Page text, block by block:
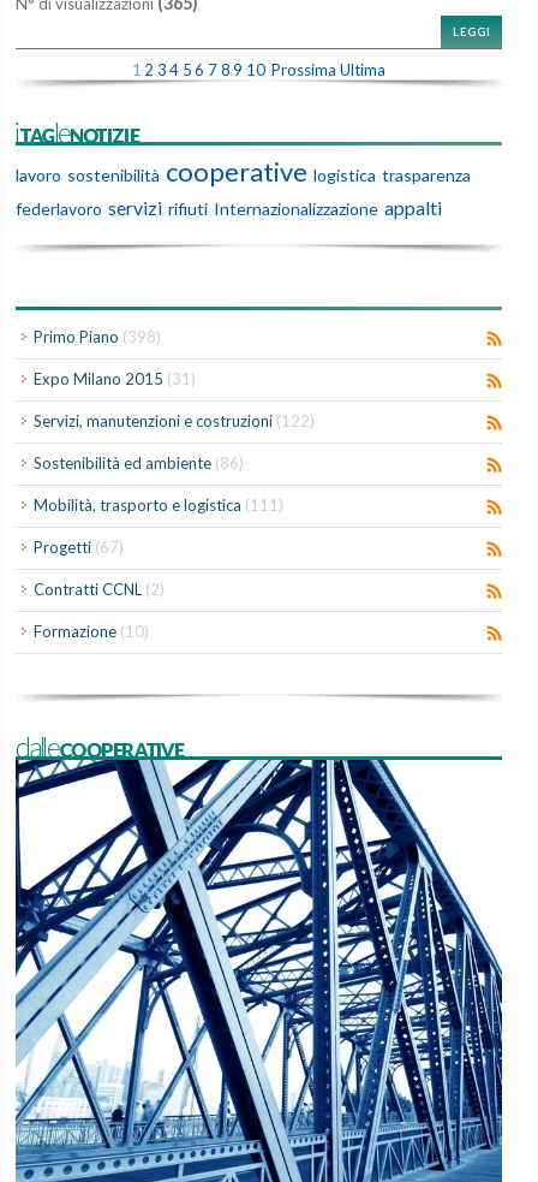
LEGGI
1 2 3 4 5 6 78 9 10 Prossima Ultima
iTAGleNOTIZIE
lavoro sostenibilità cooperative logistica trasparenza
federlavoro servizi rifiuti Internazionalizzazione appalti
Primo Piano (398)
Expo Milano 2015 (31)
Servizi, manutenzioni e costruzioni (122)
Sostenibilità ed ambiente (86)
Mobilità, trasporto e logistica (111)
Progetti (67)
Contratti CCNL (2)
Formazione (10)
dalleCOOPERATIVE